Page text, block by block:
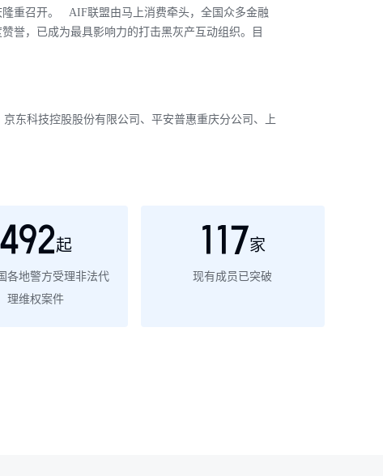
重召开。 AIF联盟由马上消费牵头，全国众多金融
誉，已成为最具影响力的打击黑灰产互动组织。目
东科技控股股份有限公司、平安普惠重庆分公司、上
492起
各地警方受理非法代
理维权案件
117家
现有成员已突破